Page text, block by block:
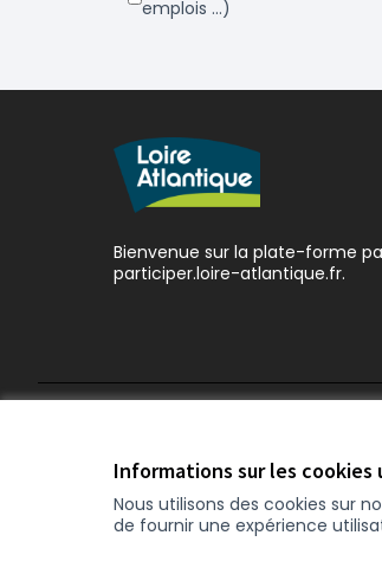
Informations sur les
Nous utilisons des cookies sur
de fournir une expérience
emplois ...)
Bienvenue sur la plate-forme
participer.loire-atlantique.fr.